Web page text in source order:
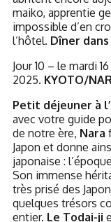
maiko, apprentie
impossible d’en
l’hôtel. Dîner
Jour 10 – le mardi
2025. KYOTO/
Petit déjeuner à
avec votre guide
de notre ère, Nara
Japon et donne
japonaise :
Son immense
très prisé des
quelques trésors
entier. Le Todai-ji